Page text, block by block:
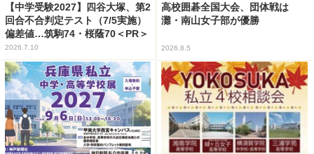
【中学受験2027】四谷大塚、第2
回合不合判定テスト（7/5実施）
偏差値…筑駒74・桜蔭70＜PR＞
2026.7.10
高校囲碁全国大会、団体戦は
灘・南山女子部が優勝
2026.8.5